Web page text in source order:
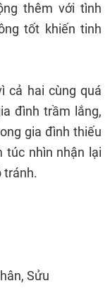
thêm với tình
tốt khiến tinh
cả hai cùng quá
đình trầm lắng,
gia đình thiếu
túc nhìn nhận lại
tránh.
Sửu